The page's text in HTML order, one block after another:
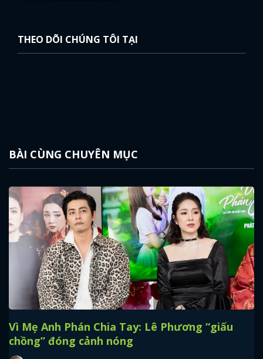
THEO DÕI CHÚNG TÔI TẠI
BÀI CÙNG CHUYÊN MỤC
Vì Mẹ Anh Phán Chia Tay: Lê Phương “giấu
chồng” đóng cảnh nóng